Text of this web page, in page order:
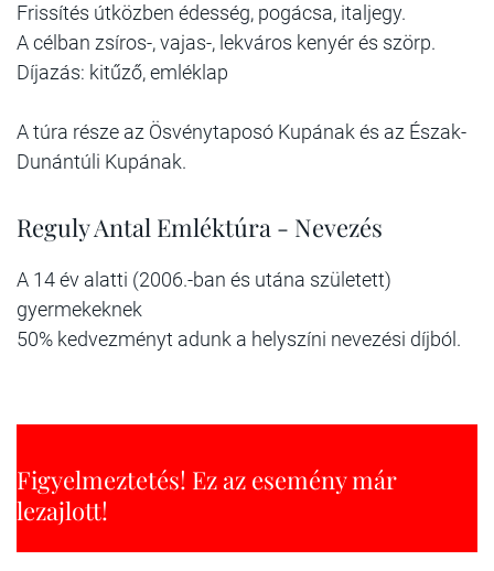
Frissítés útközben édesség, pogácsa, italjegy.
A célban zsíros-, vajas-, lekváros kenyér és szörp.
Díjazás: kitűző, emléklap
A túra része az Ösvénytaposó Kupának és az Észak-
Dunántúli Kupának.
Reguly Antal Emléktúra - Nevezés
A 14 év alatti (2006.-ban és utána született)
gyermekeknek
50% kedvezményt adunk a helyszíni nevezési díjból.
Figyelmeztetés! Ez az esemény már
lezajlott!